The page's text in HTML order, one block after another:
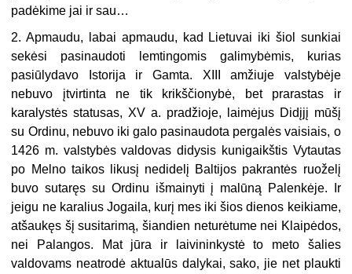
padėkime jai ir sau…
2. Apmaudu, labai apmaudu, kad Lietuvai iki šiol sunkiai
sekėsi pasinaudoti lemtingomis galimybėmis, kurias
pasiūlydavo Istorija ir Gamta. XIII amžiuje valstybėje
nebuvo įtvirtinta ne tik krikščionybė, bet prarastas ir
karalystės statusas, XV a. pradžioje, laimėjus Didįjį mūšį
su Ordinu, nebuvo iki galo pasinaudota pergalės vaisiais, o
1426 m. valstybės valdovas didysis kunigaikštis Vytautas
po Melno taikos likusį nedidelį Baltijos pakrantės ruoželį
buvo sutaręs su Ordinu išmainyti į malūną Palenkėje. Ir
jeigu ne karalius Jogaila, kurį mes iki šios dienos keikiame,
atšaukęs šį susitarimą, šiandien neturėtume nei Klaipėdos,
nei Palangos. Mat jūra ir laivininkystė to meto šalies
valdovams neatrodė aktualūs dalykai, sako, jie net plaukti